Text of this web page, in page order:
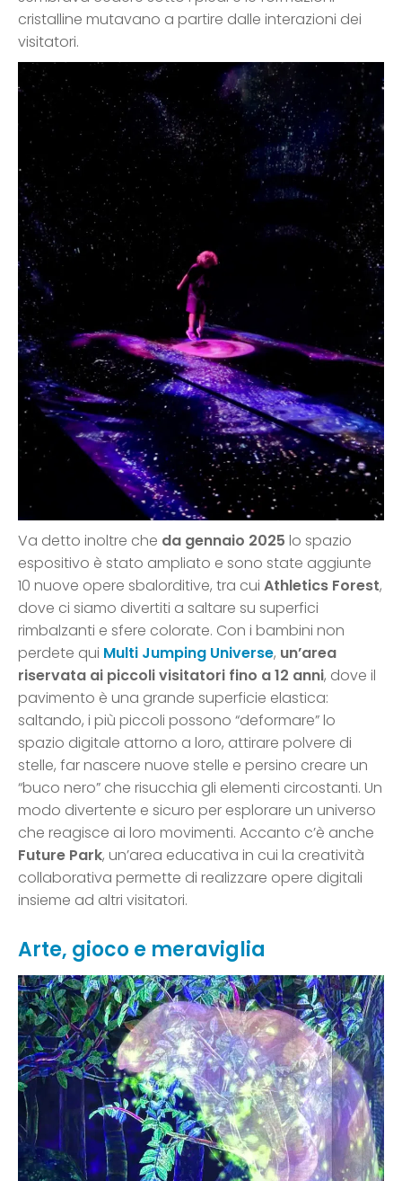
cristalline mutavano a partire dalle interazioni dei
visitatori.
Va detto inoltre che da gennaio 2025 lo spazio
espositivo è stato ampliato e sono state aggiunte
10 nuove opere sbalorditive, tra cui Athletics Forest,
dove ci siamo divertiti a saltare su superfici
rimbalzanti e sfere colorate. Con i bambini non
perdete qui Multi Jumping Universe, un’area
riservata ai piccoli visitatori fino a 12 anni, dove il
pavimento è una grande superficie elastica:
saltando, i più piccoli possono “deformare” lo
spazio digitale attorno a loro, attirare polvere di
stelle, far nascere nuove stelle e persino creare un
“buco nero” che risucchia gli elementi circostanti. Un
modo divertente e sicuro per esplorare un universo
che reagisce ai loro movimenti. Accanto c’è anche
Future Park, un’area educativa in cui la creatività
collaborativa permette di realizzare opere digitali
insieme ad altri visitatori.
Arte, gioco e meraviglia